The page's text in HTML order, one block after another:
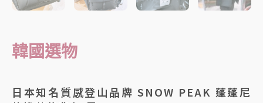
韓國選物
日本知名質感登山品牌 SNOW PEAK 蓬蓬尼